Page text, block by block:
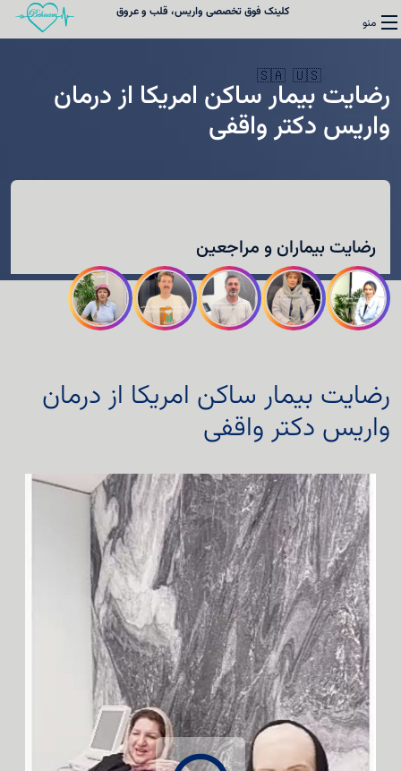
منو
کلینک فوق تخصصی واریس، قلب و عروق
🇺🇸
🇸🇦
قلب
کلینیک فوق تخصصی واریس
نوبت‌دهی
تماس با ما
رضایت بیمار ساکن امریکا از درمان
واریس دکتر واقفی
رضایت بیماران و مراجعین
رضایت بیمار ساکن امریکا از درمان
واریس دکتر واقفی